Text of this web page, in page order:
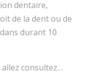
dentaire,
de la dent ou de
durant 10
allez consultez…